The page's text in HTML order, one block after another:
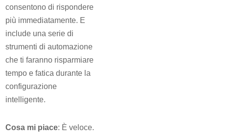
consentono di rispondere
più immediatamente. E
include una serie di
strumenti di automazione
che ti faranno risparmiare
tempo e fatica durante la
configurazione
intelligente.
Cosa mi piace: È veloce.